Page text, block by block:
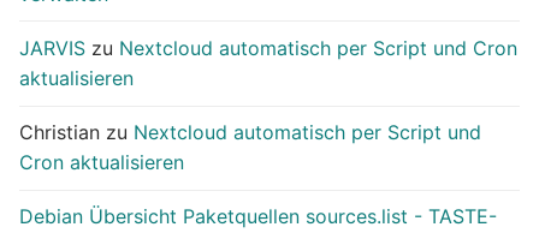
JARVIS zu Nextcloud automatisch per Script und Cron
aktualisieren
Christian zu Nextcloud automatisch per Script und
Cron aktualisieren
Debian Übersicht Paketquellen sources.list - TASTE-